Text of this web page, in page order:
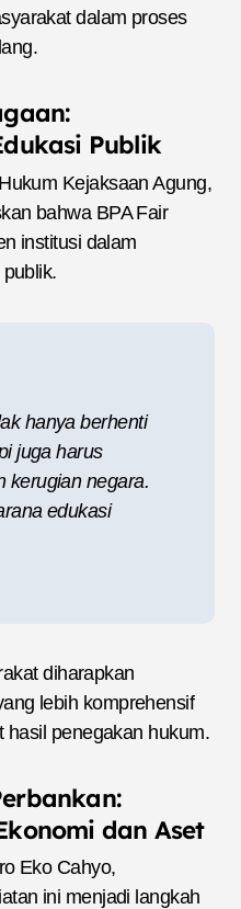
dalam proses
Publik
Kejaksaan Agung,
bahwa BPA Fair
institusi dalam
hanya berhenti
juga harus
kerugian negara.
edukasi
diharapkan
lebih komprehensif
hasil penegakan hukum.
dan Aset
Eko Cahyo,
ini menjadi langkah